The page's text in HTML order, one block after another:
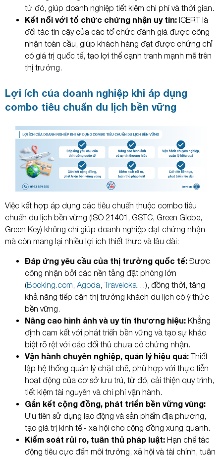
từ đó, giúp doanh nghiệp tiết kiệm chi phí và thời gian.
Kết nối với tổ chức chứng nhận uy tín: ICERT là
đối tác tin cậy của các tổ chức đánh giá được công
nhận toàn cầu, giúp khách hàng đạt được chứng chỉ
có giá trị quốc tế, tạo lợi thế cạnh tranh mạnh mẽ trên
thị trường.
Lợi ích của doanh nghiệp khi áp dụng
combo tiêu chuẩn du lịch bền vững
Việc kết hợp áp dụng các tiêu chuẩn thuộc combo tiêu
chuẩn du lịch bền vững (ISO 21401, GSTC, Green Globe,
Green Key) không chỉ giúp doanh nghiệp đạt chứng nhận
mà còn mang lại nhiều lợi ích thiết thực và lâu dài:
Đáp ứng yêu cầu của thị trường quốc tế:Được
công nhận bởi các nền tảng đặt phòng lớn
(Booking.com, Agoda, Traveloka…), đồng thời, tăng
khả năng tiếp cận thị trường khách du lịch có ý thức
bền vững.
Nâng cao hình ảnh và uy tín thương hiệu: Khẳng
định cam kết với phát triển bền vững và tạo sự khác
biệt rõ rệt với các đối thủ chưa có chứng nhận.
Vận hành chuyên nghiệp, quản lý hiệu quả: Thiết
lập hệ thống quản lý chặt chẽ, phù hợp với thực tiễn
hoạt động của cơ sở lưu trú, từ đó, cải thiện quy trình,
tiết kiệm tài nguyên và chi phí vận hành.
Gắn kết cộng đồng, phát triển bền vững vùng:
Ưu tiên sử dụng lao động và sản phẩm địa phương,
tạo giá trị kinh tế - xã hội cho cộng đồng xung quanh.
Kiểm soát rủi ro, tuân thủ pháp luật: Hạn chế tác
động tiêu cực đến môi trường, xã hội và tài chính, tuân